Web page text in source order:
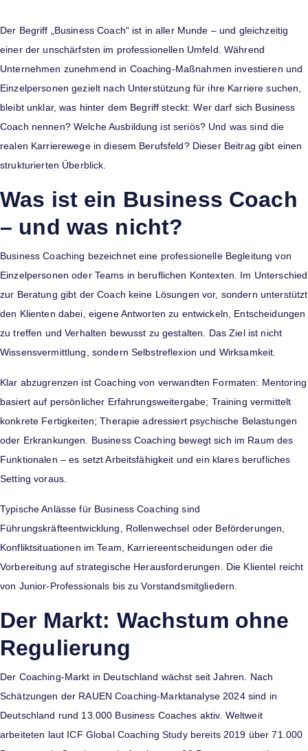
Der Begriff „Business Coach“ ist in aller Munde – und gleichzeitig
einer der unschärfsten im professionellen Umfeld. Während
Unternehmen zunehmend in Coaching-Maßnahmen investieren und
Einzelpersonen gezielt nach Unterstützung für ihre Karriere suchen,
bleibt unklar, was hinter dem Begriff steckt: Wer darf sich Business
Coach nennen? Welche Ausbildung ist seriös? Und was sind die
realen Karrierewege in diesem Berufsfeld? Dieser Beitrag gibt einen
strukturierten Überblick.
Was ist ein Business Coach
– und was nicht?
Business Coaching bezeichnet eine professionelle Begleitung von
Einzelpersonen oder Teams in beruflichen Kontexten. Im Unterschied
zur Beratung gibt der Coach keine Lösungen vor, sondern unterstützt
den Klienten dabei, eigene Antworten zu entwickeln, Entscheidungen
zu treffen und Verhalten bewusst zu gestalten. Das Ziel ist nicht
Wissensvermittlung, sondern Selbstreflexion und Wirksamkeit.
Klar abzugrenzen ist Coaching von verwandten Formaten: Mentoring
basiert auf persönlicher Erfahrungsweitergabe; Training vermittelt
konkrete Fertigkeiten; Therapie adressiert psychische Belastungen
oder Erkrankungen. Business Coaching bewegt sich im Raum des
Funktionalen – es setzt Arbeitsfähigkeit und ein klares berufliches
Setting voraus.
Typische Anlässe für Business Coaching sind
Führungskräfteentwicklung, Rollenwechsel oder Beförderungen,
Konfliktsituationen im Team, Karriereentscheidungen oder die
Vorbereitung auf strategische Herausforderungen. Die Klientel reicht
von Junior-Professionals bis zu Vorstandsmitgliedern.
Der Markt: Wachstum ohne
Regulierung
Der Coaching-Markt in Deutschland wächst seit Jahren. Nach
Schätzungen der RAUEN Coaching-Marktanalyse 2024 sind in
Deutschland rund 13.000 Business Coaches aktiv. Weltweit
arbeiteten laut ICF Global Coaching Study bereits 2019 über 71.000